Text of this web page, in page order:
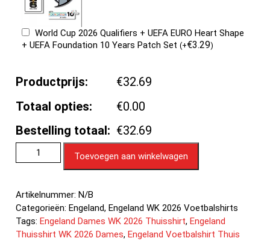
World Cup 2026 Qualifiers + UEFA EURO Heart Shape
+ UEFA Foundation 10 Years Patch Set(+€3.29)
Productprijs:
€32.69
Totaal opties:
€0.00
Bestelling totaal: €32.69
Toevoegen aan winkelwagen
Artikelnummer:N/B
Categorieën:Engeland,Engeland WK 2026 Voetbalshirts
Tags:Engeland Dames WK 2026 Thuisshirt,Engeland
Thuisshirt WK 2026 Dames,Engeland Voetbalshirt Thuis